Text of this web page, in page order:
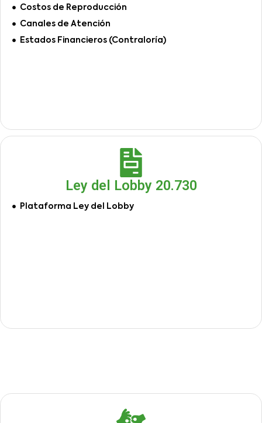
Costos de Reproducción
Canales de Atención
Estados Financieros (Contraloría)
Ley del Lobby 20.730
Plataforma Ley del Lobby